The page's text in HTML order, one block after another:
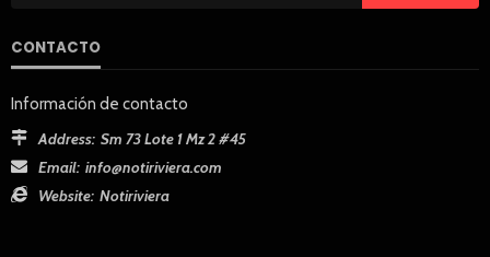
CONTACTO
Información de contacto
Address: Sm 73 Lote 1 Mz 2 #45
Email: info@notiriviera.com
Website: Notiriviera